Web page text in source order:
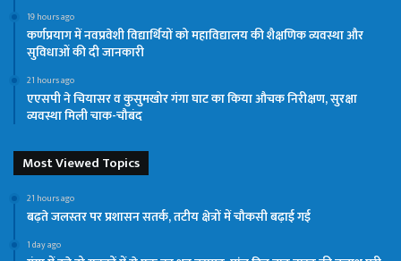
19 hours ago
कर्णप्रयाग में नवप्रवेशी विद्यार्थियों को महाविद्यालय की शैक्षणिक व्यवस्था और
सुविधाओं की दी जानकारी
21 hours ago
एएसपी ने चियासर व कुसुमखोर गंगा घाट का किया औचक निरीक्षण, सुरक्षा
व्यवस्था मिली चाक-चौबंद
Most Viewed Topics
21 hours ago
बढ़ते जलस्तर पर प्रशासन सतर्क, तटीय क्षेत्रों में चौकसी बढ़ाई गई
1 day ago